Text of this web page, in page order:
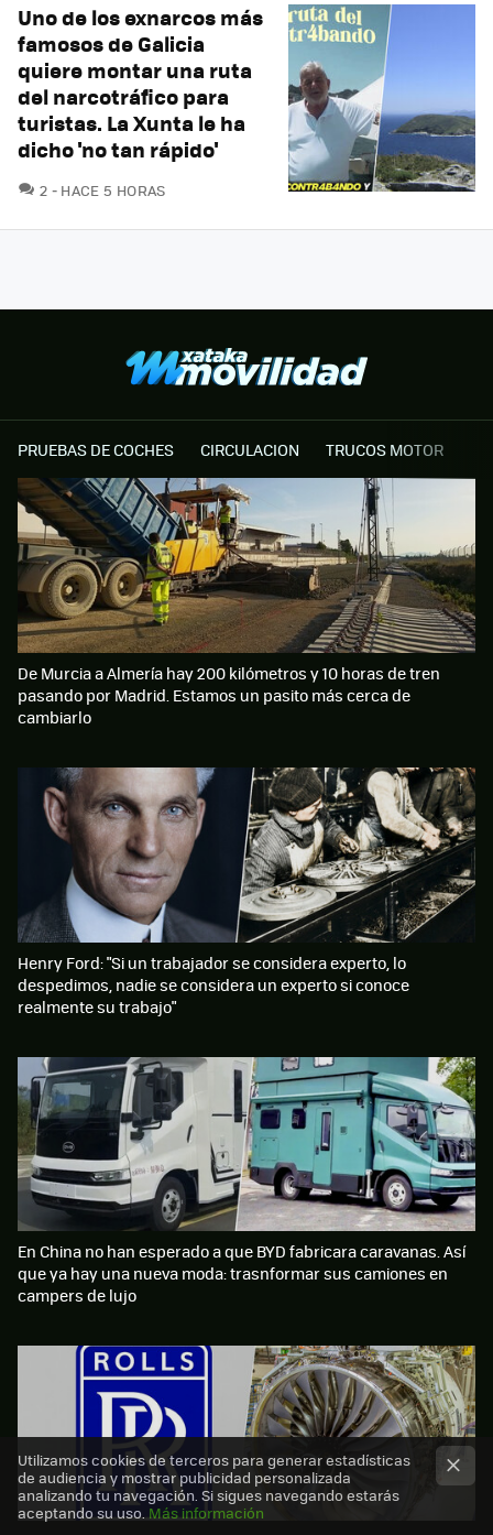
Uno de los exnarcos más
famosos de Galicia
quiere montar una ruta
del narcotráfico para
turistas. La Xunta le ha
dicho 'no tan rápido'
2 COMENTARIOS
HACE 5 HORAS
PRUEBAS DE COCHES CIRCULACION TRUCOS MOTOR
De Murcia a Almería hay 200 kilómetros y 10 horas de tren
pasando por Madrid. Estamos un pasito más cerca de
cambiarlo
Henry Ford: "Si un trabajador se considera experto, lo
despedimos, nadie se considera un experto si conoce
realmente su trabajo"
En China no han esperado a que BYD fabricara caravanas. Así
que ya hay una nueva moda: trasnformar sus camiones en
campers de lujo
Utilizamos cookies de terceros para generar estadísticas
de audiencia y mostrar publicidad personalizada
analizando tu navegación. Si sigues navegando estarás
aceptando su uso. Más información